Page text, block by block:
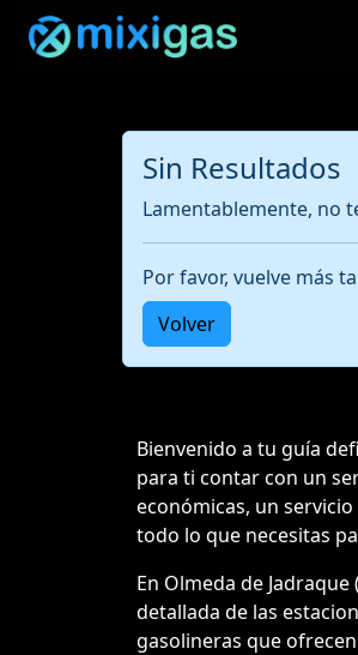
Sin Resultados
Lamentablemente, no
Por favor, vuelve más
Volver
Bienvenido a tu guía
para ti contar con un
económicas, un
todo lo que necesitas
En Olmeda de
detallada de las
gasolineras que